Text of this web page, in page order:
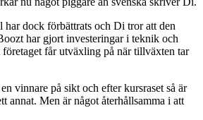
har dock förbättrats och Di tror att den
har gjort investeringar i teknik och
företaget får utväxling på när tillväxten tar
vinnare på sikt och efter kursraset så är
annat. Men är något återhållsamma i att